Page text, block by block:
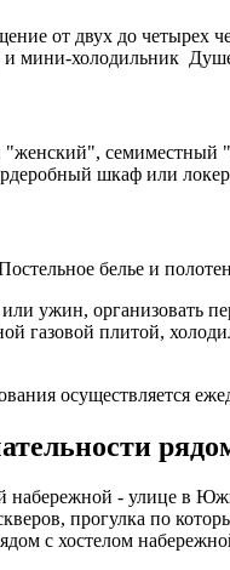
от двух до четырех
и мини-холодильник
"женский",
шкаф или
белье и
ужин, организовать
газовой плитой,
осуществляется
набережной - улице в
прогулка по
с хостелом